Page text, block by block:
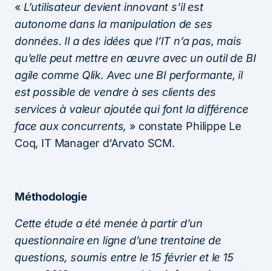
«L’utilisateur devient innovant s’il est
autonome dans la manipulation de ses
données. Il a des idées que l’IT n’a pas, mais
qu’elle peut mettre en œuvre avec un outil de BI
agile comme Qlik. Avec une BI performante, il
est possible de vendre à ses clients des
services à valeur ajoutée qui font la différence
face aux concurrents, » constate Philippe Le
Coq, IT Manager d’Arvato SCM.
Méthodologie
Cette étude a été menée à partir d’un
questionnaire en ligne d’une trentaine de
questions, soumis entre le 15 février et le 15